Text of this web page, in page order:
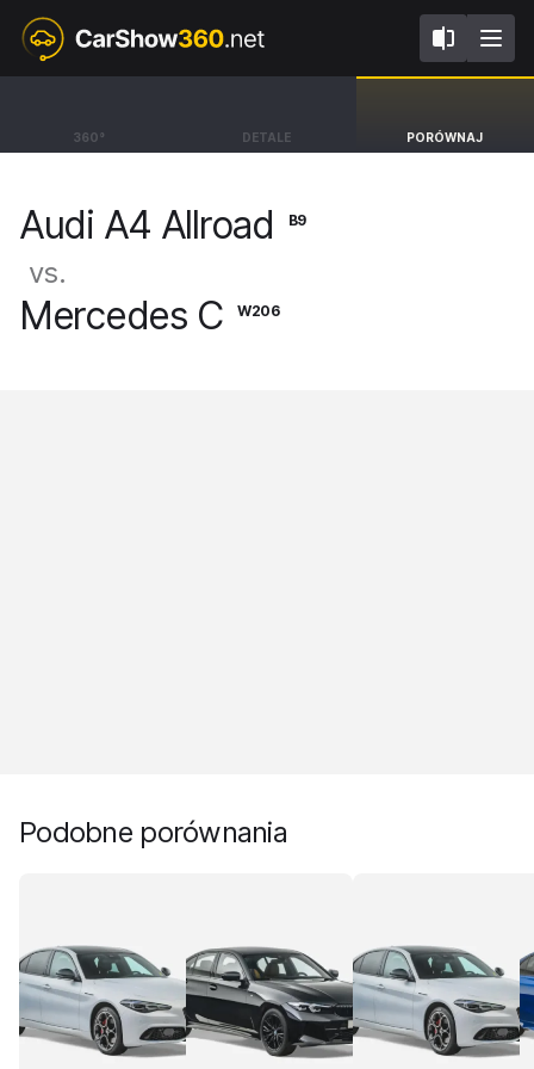
360° DETALE PORÓWNAJ
Audi A4 Allroad Mercedes C
Audi A4 Allroad B9
vs.
Mercedes C W206
Podobne porównania